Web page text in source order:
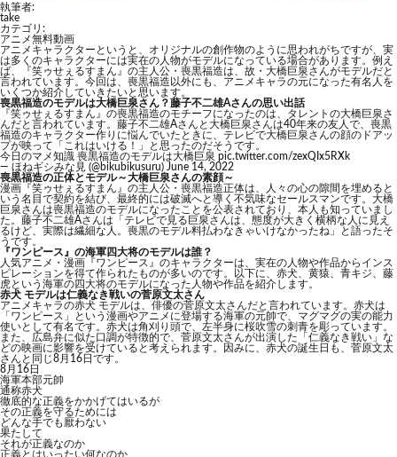
執筆者:
take
カテゴリ:
アニメ無料動画
アニメキャラクターというと、オリジナルの創作物のように思われがちですが、実
は多くのキャラクターには実在の人物がモデルになっている場合があります。例え
ば、『笑ゥせぇるすまん』の主人公・喪黒福造は、故・大橋巨泉さんがモデルだと
言われています。今回は、喪黒福造以外にも、アニメキャラの元になった有名人を
いくつか紹介していきたいと思います。
喪黒福造のモデルは大橋巨泉さん？藤子不二雄Aさんの思い出話
『笑ゥせぇるすまん』の喪黒福造のモチーフになったのは、タレントの大橋巨泉さ
んだと言われています。藤子不二雄Aさんと大橋巨泉さんは40年来の友人で、喪黒
福造のキャラクター作りに悩んでいたときに、テレビで大橋巨泉さんの顔のドアッ
プが映って「これはいける！」と思ったのだそうです。
今日のマメ知識 喪黒福造のモデルは大橋巨泉 pic.twitter.com/zexQIx5RXk
— ほねギシみな見 (@bikubikusuru) June 14, 2022
喪黒福造の正体とモデル～大橋巨泉さんの素顔～
漫画『笑ゥせぇるすまん』の主人公・ 喪黒福造正体は、人々の心の隙間を埋めると
いう名目で契約を結び、最終的には破滅へと導く不気味なセールスマンです。大橋
巨泉さんは喪黒福造のモデルになったことを公表されており、本人も知っていまし
た。藤子不二雄Aさんは「テレビで見る巨泉さんは、態度が大きく横柄な人に見え
るけど、実際は繊細な人。喪黒のモデル料払わなきゃいけなかったね」と語ったそ
うです。
『ワンピース』の海軍四大将のモデルは誰？
人気アニメ・漫画『ワンピース』のキャラクターは、実在の人物や作品からインス
ピレーションを得て作られたものが多いのです。以下に、赤犬、黄猿、青キジ、藤
虎という海軍の四大将のモデルになった人物や作品を紹介します。
赤犬 モデルは仁義なき戦いの菅原文太さん
アニメキャラの赤犬 モデルは、俳優の菅原文太さんだと言われています。赤犬は
「ワンピース」という漫画やアニメに登場する海軍の元帥で、マグマグの実の能力
使いとして有名です。赤犬は角刈り頭で、左半身に桜吹雪の刺青を彫っています。
また、広島弁に似た口調が特徴的で、菅原文太さんが出演した「仁義なき戦い」な
どの映画に影響を受けていると考えられます。因みに、赤犬の誕生日も、菅原文太
さんと同じ8月16日です。
8月16日
海軍本部元帥
通称赤犬
徹底的な正義をかかげてはいるが
その正義を守るためには
どんな手でも厭わない
果たして
それが正義なのか
正義とはいったい何なのか